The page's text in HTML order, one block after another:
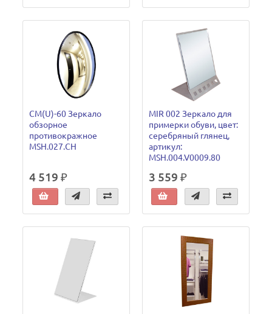
CM(U)-60 Зеркало
обзорное
противокражное
MSH.027.CH
4 519 ₽
MIR 002 Зеркало для
примерки обуви, цвет:
серебряный глянец,
артикул:
MSH.004.V0009.80
3 559 ₽